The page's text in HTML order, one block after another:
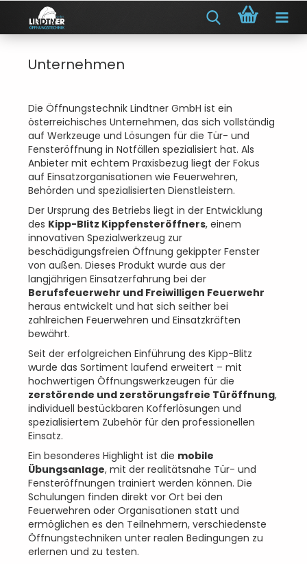
Unternehmen
Die Öffnungstechnik Lindtner GmbH ist ein
österreichisches Unternehmen, das sich vollständig
auf Werkzeuge und Lösungen für die Tür- und
Fensteröffnung in Notfällen spezialisiert hat. Als
Anbieter mit echtem Praxisbezug liegt der Fokus
auf Einsatzorganisationen wie Feuerwehren,
Behörden und spezialisierten Dienstleistern.
Der Ursprung des Betriebs liegt in der Entwicklung
des Kipp-Blitz Kippfensteröffners, einem
innovativen Spezialwerkzeug zur
beschädigungsfreien Öffnung gekippter Fenster
von außen. Dieses Produkt wurde aus der
langjährigen Einsatzerfahrung bei der
Berufsfeuerwehr und Freiwilligen Feuerwehr
heraus entwickelt und hat sich seither bei
zahlreichen Feuerwehren und Einsatzkräften
bewährt.
Seit der erfolgreichen Einführung des Kipp-Blitz
wurde das Sortiment laufend erweitert – mit
hochwertigen Öffnungswerkzeugen für die
zerstörende und zerstörungsfreie Türöffnung,
individuell bestückbaren Kofferlösungen und
spezialisiertem Zubehör für den professionellen
Einsatz.
Ein besonderes Highlight ist die mobile
Übungsanlage, mit der realitätsnahe Tür- und
Fensteröffnungen trainiert werden können. Die
Schulungen finden direkt vor Ort bei den
Feuerwehren oder Organisationen statt und
ermöglichen es den Teilnehmern, verschiedenste
Öffnungstechniken unter realen Bedingungen zu
erlernen und zu testen.